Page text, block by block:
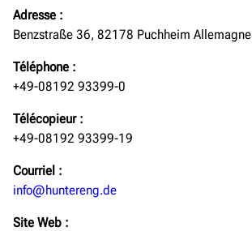
Adresse :
Benzstraße 36, 82178 Puchheim Allemagne
Téléphone :
+49-08192 93399-0
Télécopieur :
+49-08192 93399-19
Courriel :
info@huntereng.de
Site Web :